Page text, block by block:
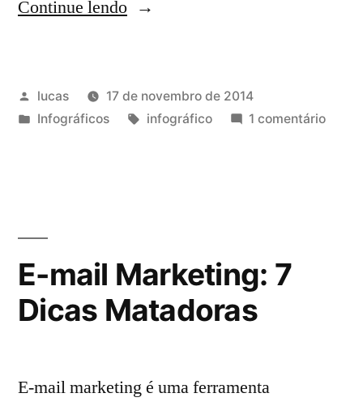
Continue lendo
lucas
17 de novembro de 2014
Infográficos
infográfico 1 comentário
E-mail Marketing: 7
Dicas Matadoras
E-mail marketing é uma ferramenta